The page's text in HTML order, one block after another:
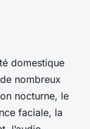
domestique
nombreux
nocturne, le
faciale, la